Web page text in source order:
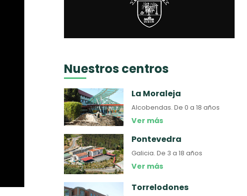
Nuestros centros
La Moraleja
Alcobendas.De 0 a 18 años
Ver más
Pontevedra
Galicia.De 3 a 18 años
Ver más
Torrelodones